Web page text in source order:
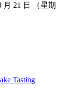
月 21 日 （星期
Tasting